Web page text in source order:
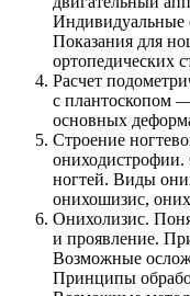
Индивидуальные
Показания для
ортопедических
Расчет
с плантоскопом
основных
Строение
ониходистрофии.
ногтей. Виды
онихошизис,
Онихолизис.
и проявление.
Возможные
Принципы